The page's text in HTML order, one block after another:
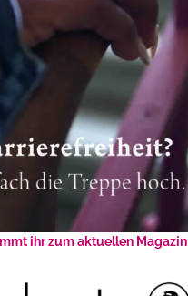
ihr zum aktuellen Magazin